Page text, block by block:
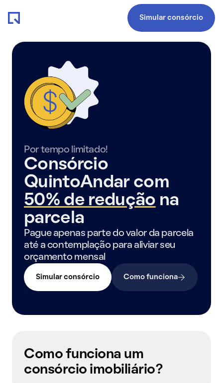
Simular consórcio
Por tempo limitado!
Consórcio
QuintoAndar com
50% de redução na
parcela
Pague apenas parte do valor da parcela
até a contemplação para aliviar seu
orçamento mensal
Simular consórcio Como funciona
Como funciona um
consórcio imobiliário?